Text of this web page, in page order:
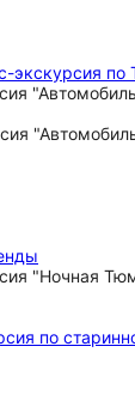
экскурсия по
у
нам
много
С
традиционных
Тюмени.
его
по
впервые
для себя,